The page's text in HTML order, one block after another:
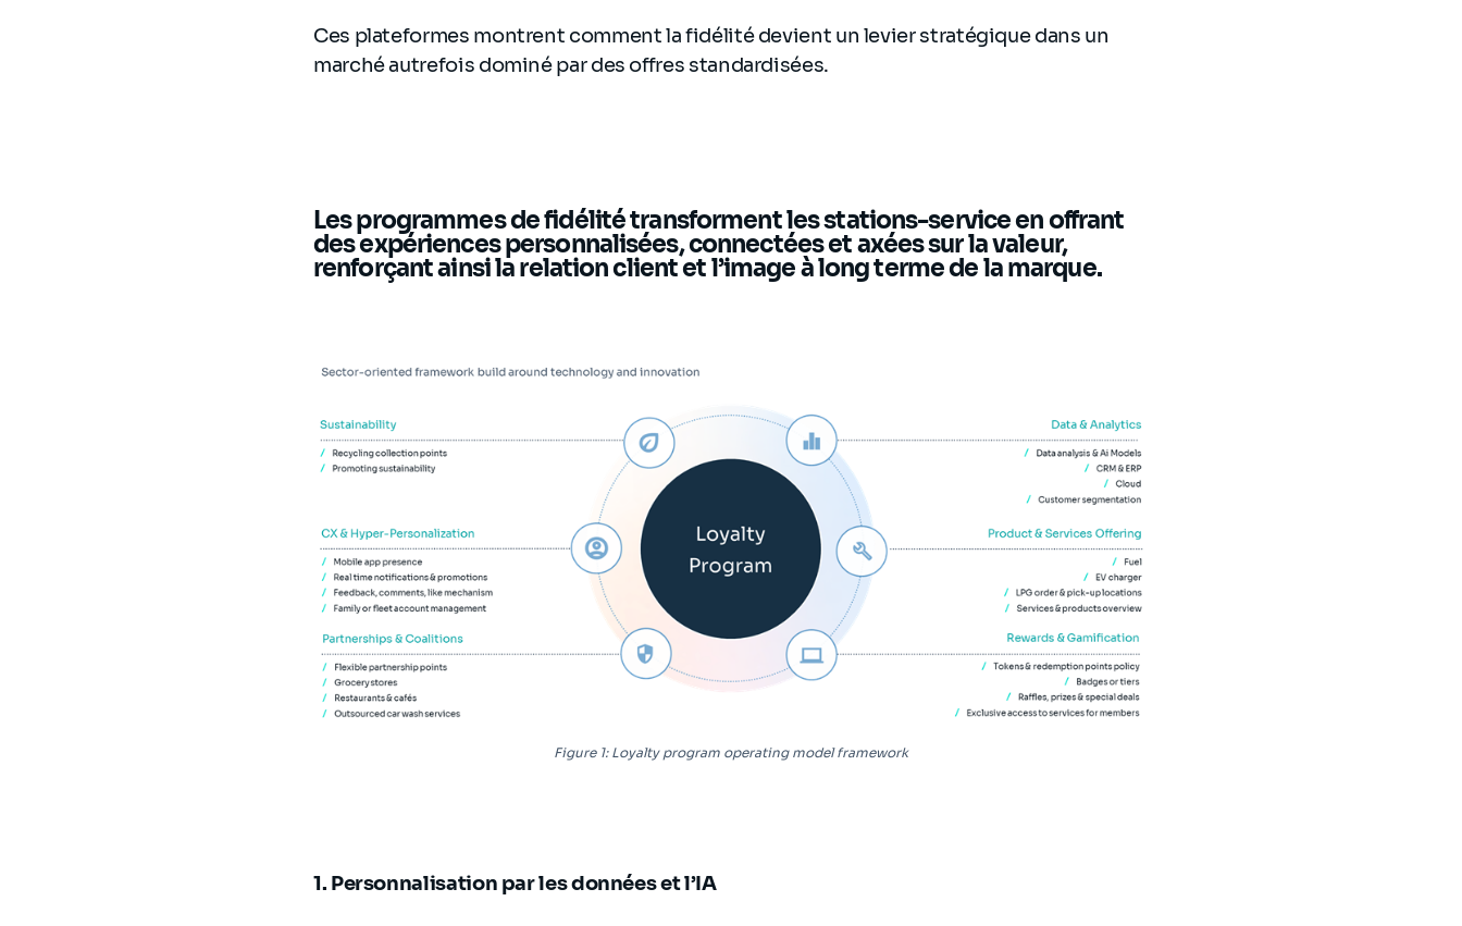
Ces plateformes montrent comment la fidélité devient un levier stratégique dans un
marché autrefois dominé par des offres standardisées.
Les programmes de fidélité transforment les stations-service en offrant
des expériences personnalisées, connectées et axées sur la valeur,
renforçant ainsi la relation client et l’image à long terme de la marque.
Figure 1: Loyalty program operating model framework
1. Personnalisation par les données et l’IA